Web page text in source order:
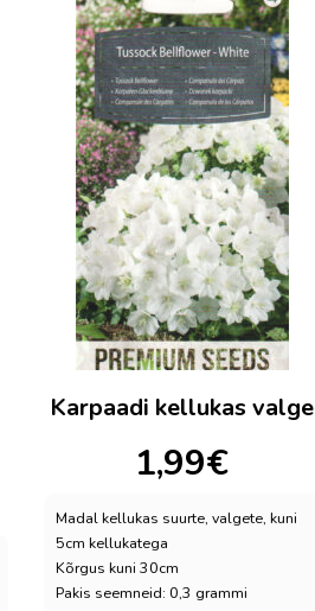
Karpaadi kellukas valge
1,99€
Madal kellukas suurte, valgete, kuni
5cm kellukatega
Kõrgus kuni 30cm
Pakis seemneid: 0,3 grammi